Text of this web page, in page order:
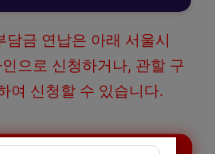
담금 연납은 아래 서울시
으로 신청하거나, 관할 구
여 신청할 수 있습니다.